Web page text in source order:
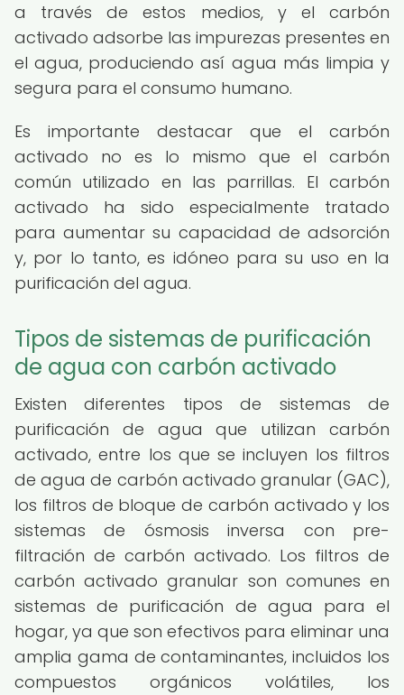
a través de estos medios, y el carbón
activado adsorbe las impurezas presentes en
el agua, produciendo así agua más limpia y
segura para el consumo humano.
Es importante destacar que el carbón
activado no es lo mismo que el carbón
común utilizado en las parrillas. El carbón
activado ha sido especialmente tratado
para aumentar su capacidad de adsorción
y, por lo tanto, es idóneo para su uso en la
purificación del agua.
Tipos de sistemas de purificación
de agua con carbón activado
Existen diferentes tipos de sistemas de
purificación de agua que utilizan carbón
activado, entre los que se incluyen los filtros
de agua de carbón activado granular (GAC),
los filtros de bloque de carbón activado y los
sistemas de ósmosis inversa con pre-
filtración de carbón activado. Los filtros de
carbón activado granular son comunes en
sistemas de purificación de agua para el
hogar, ya que son efectivos para eliminar una
amplia gama de contaminantes, incluidos los
compuestos orgánicos volátiles, los